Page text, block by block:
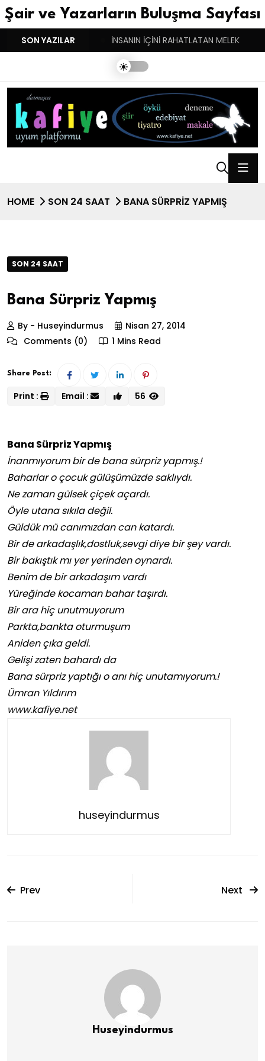
Şair ve Yazarların Buluşma Sayfası
SON YAZILAR
BASARINDIR! İNSANIN İÇİNİ RAHATLATAN MELEK
HOME SON 24 SAAT BANA SÜRPRIZ YAPMIŞ
SON 24 SAAT
Bana Sürpriz Yapmış
By - Huseyindurmus
Nisan 27, 2014
Comments (0)
1 Mins Read
Share Post:
Print : Email : 56
Bana Sürpriz Yapmış
İnanmıyorum bir de bana sürpriz yapmış.!
Baharlar o çocuk gülüşümüzde saklıydı.
Ne zaman gülsek çiçek açardı.
Öyle utana sıkıla değil.
Güldük mü canımızdan can katardı.
Bir de arkadaşlık,dostluk,sevgi diye bir şey vardı.
Bir bakıştık mı yer yerinden oynardı.
Benim de bir arkadaşım vardı
Yüreğinde kocaman bahar taşırdı.
Bir ara hiç unutmuyorum
Parkta,bankta oturmuşum
Aniden çıka geldi.
Gelişi zaten bahardı da
Bana sürpriz yaptığı o anı hiç unutamıyorum.!
Ümran Yıldırım
www.kafiye.net
huseyindurmus
Prev Next
Huseyindurmus